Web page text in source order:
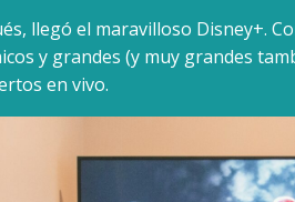
llegó el maravilloso Disney+.
y grandes (y muy grandes
en vivo.